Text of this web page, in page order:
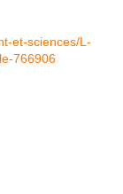
et-sciences/L-
766906